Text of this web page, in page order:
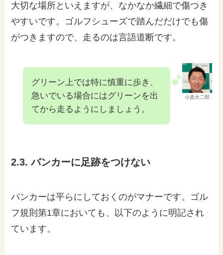
大切な場所といえますが、なかなか繊細で傷つき
やすいです。ゴルフシューズで踏んだだけでも傷
がつきますので、走るのは言語道断です。
小原大二郎
グリーン上では特に慎重に歩き、
急いでいる場合にはグリーンを出
てから走るようにしましょう。
2.3. バンカーに足跡をつけない
バンカーは平らにしておくのがマナーです。ゴル
フ規則第1章においても、以下のように明記され
ています。